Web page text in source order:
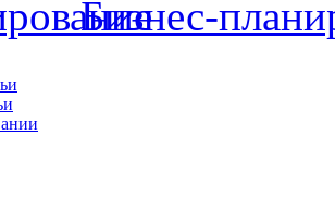
Бизнес-